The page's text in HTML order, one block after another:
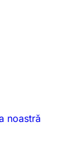
noastră